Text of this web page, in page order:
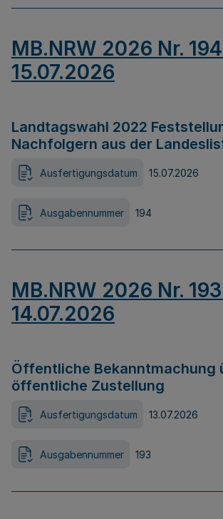
MB.NRW 2026 Nr.
15.07.2026
Landtagswahl 2022
Nachfolgern aus der
Ausfertigungsdatum 15.07.2026
Ausgabennummer 194
MB.NRW 2026 Nr.
14.07.2026
Öffentliche Bekanntmachung
öffentliche Zustellung
Ausfertigungsdatum 13.07.2026
Ausgabennummer 193